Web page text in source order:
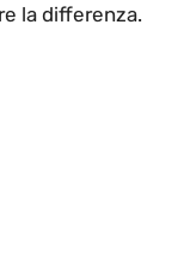
la differenza.